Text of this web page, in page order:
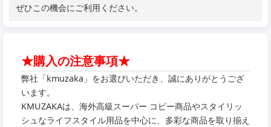
ぜひこの機会にご利用ください。
★購入の注意事項★
弊社「kmuzaka」をお選びいただき、誠にありがとうござ
います。
KMUZAKAは、海外高級スーパー コピー商品やスタイリッ
シュなライフスタイル用品を中心に、多彩な商品を取り揃え